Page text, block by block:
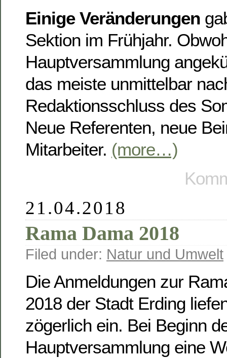
Einige Veränderungen
Sektion im Frühjahr.
Hauptversammlung
das meiste unmittelbar
Redaktionsschluss des
Neue Referenten, neue
Mitarbeiter. (more…)
21.04.2018
Rama Dama 2018
Filed under: Natur und Umwelt
Die Anmeldungen zur
2018 der Stadt Erding
zögerlich ein. Bei Beginn
Hauptversammlung eine